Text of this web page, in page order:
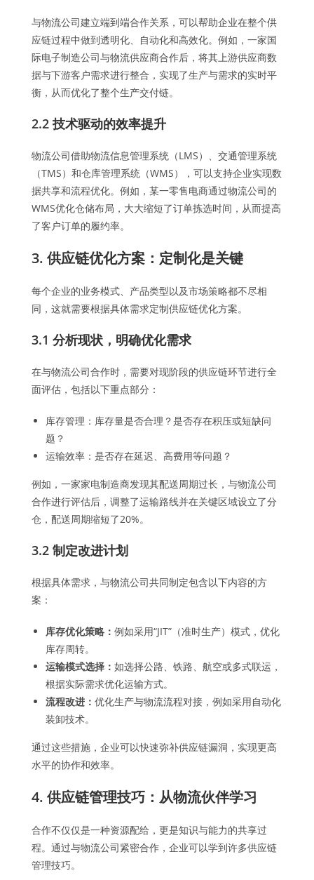
与物流公司建立端到端合作关系，可以帮助企业在整个供
应链过程中做到透明化、自动化和高效化。例如，一家国
际电子制造公司与物流供应商合作后，将其上游供应商数
据与下游客户需求进行整合，实现了生产与需求的实时平
衡，从而优化了整个生产交付链。
2.2 技术驱动的效率提升
物流公司借助物流信息管理系统（LMS）、交通管理系统
（TMS）和仓库管理系统（WMS），可以支持企业实现数
据共享和流程优化。例如，某一零售电商通过物流公司的
WMS优化仓储布局，大大缩短了订单拣选时间，从而提高
了客户订单的履约率。
3. 供应链优化方案：定制化是关键
每个企业的业务模式、产品类型以及市场策略都不尽相
同，这就需要根据具体需求定制供应链优化方案。
3.1 分析现状，明确优化需求
在与物流公司合作时，需要对现阶段的供应链环节进行全
面评估，包括以下重点部分：
库存管理：库存量是否合理？是否存在积压或短缺问
题？
运输效率：是否存在延迟、高费用等问题？
例如，一家家电制造商发现其配送周期过长，与物流公司
合作进行评估后，调整了运输路线并在关键区域设立了分
仓，配送周期缩短了20%。
3.2 制定改进计划
根据具体需求，与物流公司共同制定包含以下内容的方
案：
库存优化策略： 例如采用“JIT”（准时生产）模式，优化
库存周转。
运输模式选择： 如选择公路、铁路、航空或多式联运，
根据实际需求优化运输方式。
流程改进： 优化生产与物流流程对接，例如采用自动化
装卸技术。
通过这些措施，企业可以快速弥补供应链漏洞，实现更高
水平的协作和效率。
4. 供应链管理技巧：从物流伙伴学习
合作不仅仅是一种资源配给，更是知识与能力的共享过
程。通过与物流公司紧密合作，企业可以学到许多供应链
管理技巧。